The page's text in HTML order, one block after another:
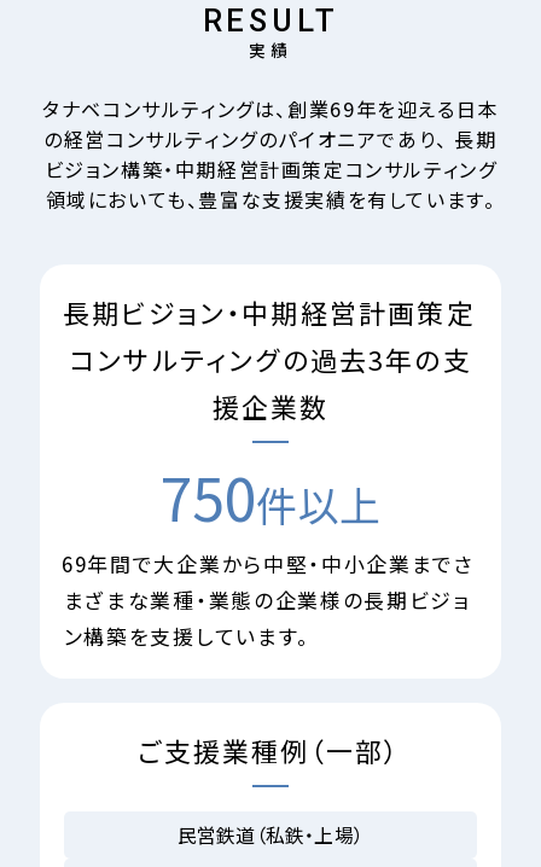
RESULT
実績
タナベコンサルティングは、創業69年を迎える日本
の経営コンサルティングのパイオニアであり、 長期
ビジョン構築・中期経営計画策定コンサルティング
領域においても、豊富な支援実績を有しています。
長期ビジョン・中期経営計画策定
コンサルティングの過去3年の支
援企業数
750件以上
69年間で大企業から中堅・中小企業までさ
まざまな業種・業態の企業様の長期ビジョ
ン構築を支援しています。
ご支援業種例（一部）
民営鉄道（私鉄・上場）